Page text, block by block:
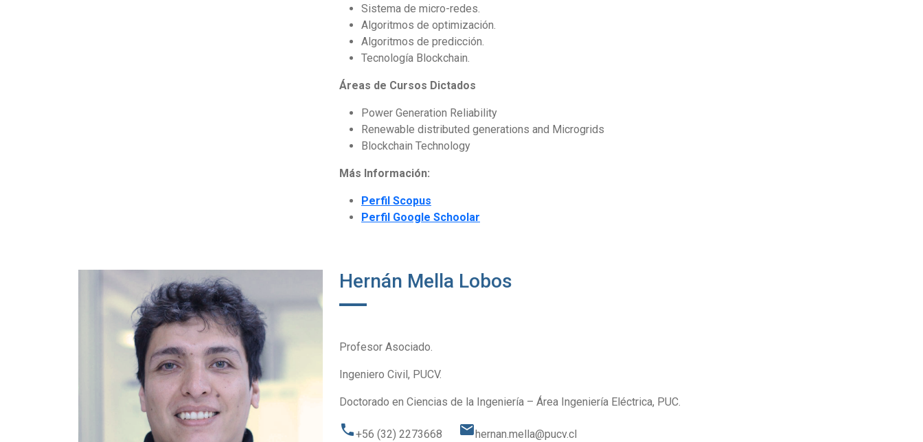
Sistema de micro-redes.
Algoritmos de optimización.
Algoritmos de predicción.
Tecnología Blockchain.
Áreas de Cursos Dictados
Power Generation Reliability
Renewable distributed generations and Microgrids
Blockchain Technology
Más Información:
Perfil Scopus
Perfil Google Schoolar
Hernán Mella Lobos
Profesor Asociado.
Ingeniero Civil, PUCV.
Doctorado en Ciencias de la Ingeniería – Área Ingeniería Eléctrica, PUC.
phone+56 (32) 2273668 emailhernan.mella@pucv.cl